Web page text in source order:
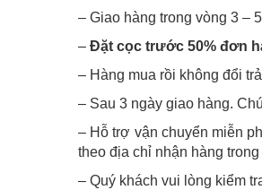
– Giao hàng trong vòng 3 –
– Đặt cọc trước 50% đơn
– Hàng mua rồi không đổi
– Sau 3 ngày giao hàng.
– Hỗ trợ vận chuyển miễn
theo địa chỉ nhận hàng
– Quý khách vui lòng kiểm